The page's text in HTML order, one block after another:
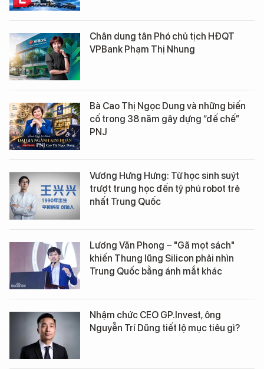
Chân dung tân Phó chủ tịch HĐQT
VPBank Phạm Thị Nhung
Bà Cao Thị Ngọc Dung và những biến
cố trong 38 năm gây dựng “đế chế”
PNJ
Vương Hưng Hưng: Từ học sinh suýt
trượt trung học đến tỷ phú robot trẻ
nhất Trung Quốc
Lương Văn Phong – "Gã mọt sách"
khiến Thung lũng Silicon phải nhìn
Trung Quốc bằng ánh mắt khác
Nhậm chức CEO GP.Invest, ông
Nguyễn Trí Dũng tiết lộ mục tiêu gì?